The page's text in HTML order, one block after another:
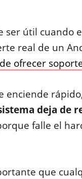
ser útil cuando
real de un
ofrecer
enciende
deja de
falle el
que